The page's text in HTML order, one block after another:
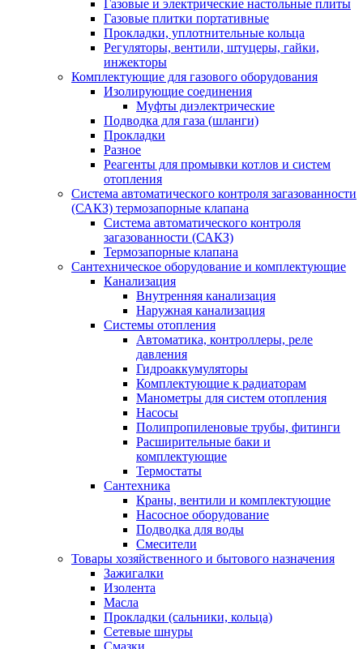
Газовые и электрические настольные плиты
Газовые плитки портативные
Прокладки, уплотнительные кольца
Регуляторы, вентили, штуцеры, гайки,
инжекторы
Комплектующие для газового оборудования
Изолирующие соединения
Муфты диэлектрические
Подводка для газа (шланги)
Прокладки
Разное
Реагенты для промывки котлов и систем
отопления
Система автоматического контроля загазованности
(САКЗ) термозапорные клапана
Система автоматического контроля
загазованности (САКЗ)
Термозапорные клапана
Сантехническое оборудование и комплектующие
Канализация
Внутренняя канализация
Наружная канализация
Системы отопления
Автоматика, контроллеры, реле
давления
Гидроаккумуляторы
Комплектующие к радиаторам
Манометры для систем отопления
Насосы
Полипропиленовые трубы, фитинги
Расширительные баки и
комплектующие
Термостаты
Сантехника
Краны, вентили и комплектующие
Насосное оборудование
Подводка для воды
Смесители
Товары хозяйственного и бытового назначения
Зажигалки
Изолента
Масла
Прокладки (сальники, кольца)
Сетевые шнуры
Смазки